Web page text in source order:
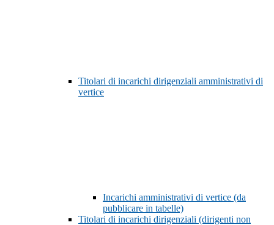
Titolari di incarichi dirigenziali amministrativi di
vertice
Incarichi amministrativi di vertice (da
pubblicare in tabelle)
Titolari di incarichi dirigenziali (dirigenti non